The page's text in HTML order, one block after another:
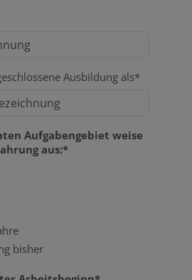
Ausbildung als*
Aufgabengebiet weise
aus:*
bisher